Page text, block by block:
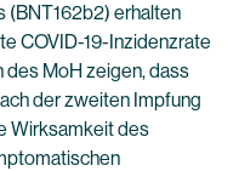
(BNT162b2) erhalten
COVID-19-Inzidenzrate
des MoH zeigen, dass
der zweiten Impfung
Wirksamkeit des